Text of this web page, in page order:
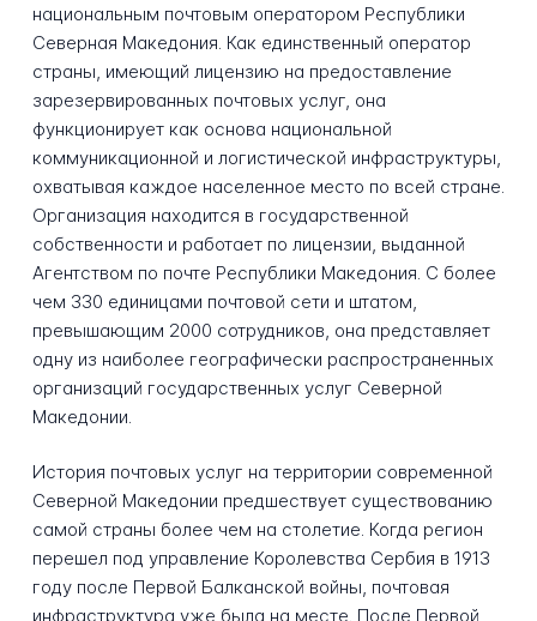
национальным почтовым оператором Республики
Северная Македония. Как единственный оператор
страны, имеющий лицензию на предоставление
зарезервированных почтовых услуг, она
функционирует как основа национальной
коммуникационной и логистической инфраструктуры,
охватывая каждое населенное место по всей стране.
Организация находится в государственной
собственности и работает по лицензии, выданной
Агентством по почте Республики Македония. С более
чем 330 единицами почтовой сети и штатом,
превышающим 2000 сотрудников, она представляет
одну из наиболее географически распространенных
организаций государственных услуг Северной
Македонии.
История почтовых услуг на территории современной
Северной Македонии предшествует существованию
самой страны более чем на столетие. Когда регион
перешел под управление Королевства Сербия в 1913
году после Первой Балканской войны, почтовая
инфраструктура уже была на месте. После Первой